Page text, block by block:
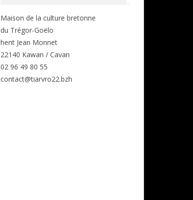
Maison de la culture bretonne
du Trégor-Goëlo
hent Jean Monnet
22140 Kawan / Cavan
02 96 49 80 55
contact@tiarvro22.bzh